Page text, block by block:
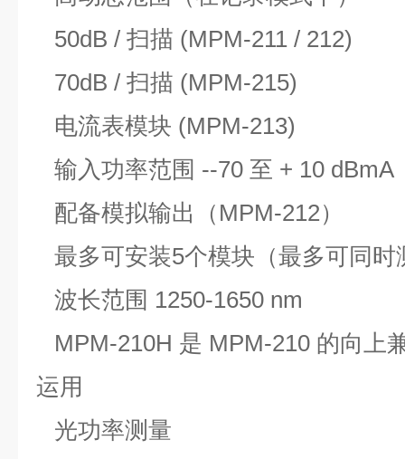
50dB / 扫描 (MPM-211 / 212)
70dB / 扫描 (MPM-215)
电流表模块 (MPM-213)
输入功率范围 --70 至 + 10 dBmA
配备模拟输出（MPM-212）
最多可安装5个模块（最多可同时
波长范围 1250-1650 nm
MPM-210H 是 MPM-210 的向上
运用
光功率测量